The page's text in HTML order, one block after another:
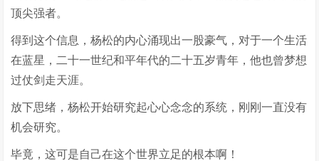
顶尖强者。
得到这个信息，杨松的内心涌现出一股豪气，对于一个生活
在蓝星，二十一世纪和平年代的二十五岁青年，他也曾梦想
过仗剑走天涯。
放下思绪，杨松开始研究起心心念念的系统，刚刚一直没有
机会研究。
毕竟，这可是自己在这个世界立足的根本啊！